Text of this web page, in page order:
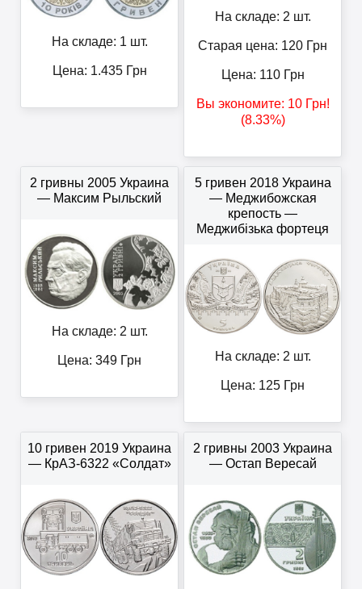
На складе: 1 шт.
Цена: 1.435Грн
На складе: 2 шт.
Старая цена: 120 Грн
Цена: 110Грн
Вы экономите: 10Грн!
(8.33%)
2 гривны 2005 Украина
— Максим Рыльский
На складе: 2 шт.
Цена: 349 Грн
5 гривен 2018 Украина
— Меджибожская
крепость —
Меджибізька фортеця
На складе: 2 шт.
Цена: 125 Грн
10 гривен 2019 Украина
— КрАЗ-6322 «Солдат»
2 гривны 2003 Украина
— Остап Вересай